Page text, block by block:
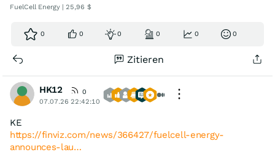
FuelCell Energy | 25,96 $
0 0 0 0 0 0
Zitieren
HK12
0
07.07.26 22:42:10
KE
https://finviz.com/news/366427/fuelcell-energy-
announces-lau…